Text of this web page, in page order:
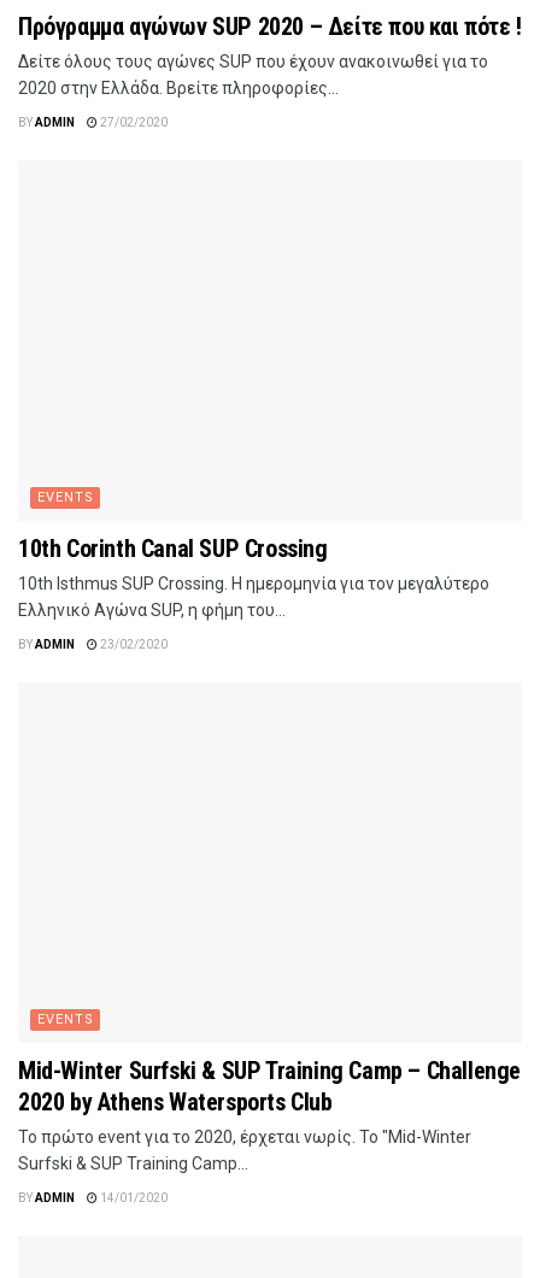
Πρόγραμμα αγώνων SUP 2020 – Δείτε που και πότε !
Δείτε όλους τους αγώνες SUP που έχουν ανακοινωθεί για το
2020 στην Ελλάδα. Βρείτε πληροφορίες...
BYADMIN 27/02/2020
EVENTS
10th Corinth Canal SUP Crossing
10th Isthmus SUP Crossing. Η ημερομηνία για τον μεγαλύτερο
Ελληνικό Αγώνα SUP, η φήμη του...
BYADMIN 23/02/2020
EVENTS
Mid-Winter Surfski & SUP Training Camp – Challenge
2020 by Athens Watersports Club
Το πρώτο event για το 2020, έρχεται νωρίς. Το "Mid-Winter
Surfski & SUP Training Camp...
BYADMIN 14/01/2020